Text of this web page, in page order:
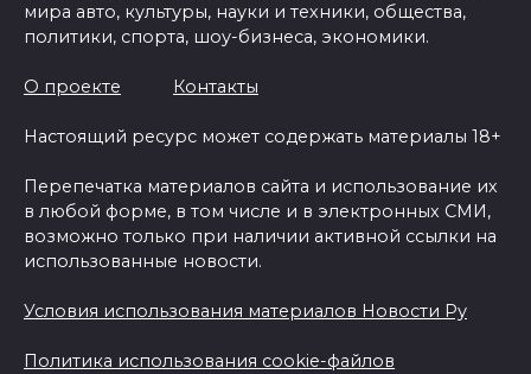
мира авто, культуры, науки и техники, общества,
политики, спорта, шоу-бизнеса, экономики.
О проекте Контакты
Настоящий ресурс может содержать материалы 18+
Перепечатка материалов сайта и использование их
в любой форме, в том числе и в электронных СМИ,
возможно только при наличии активной ссылки на
использованные новости.
Условия использования материалов Новости Ру
Политика использования cookie-файлов